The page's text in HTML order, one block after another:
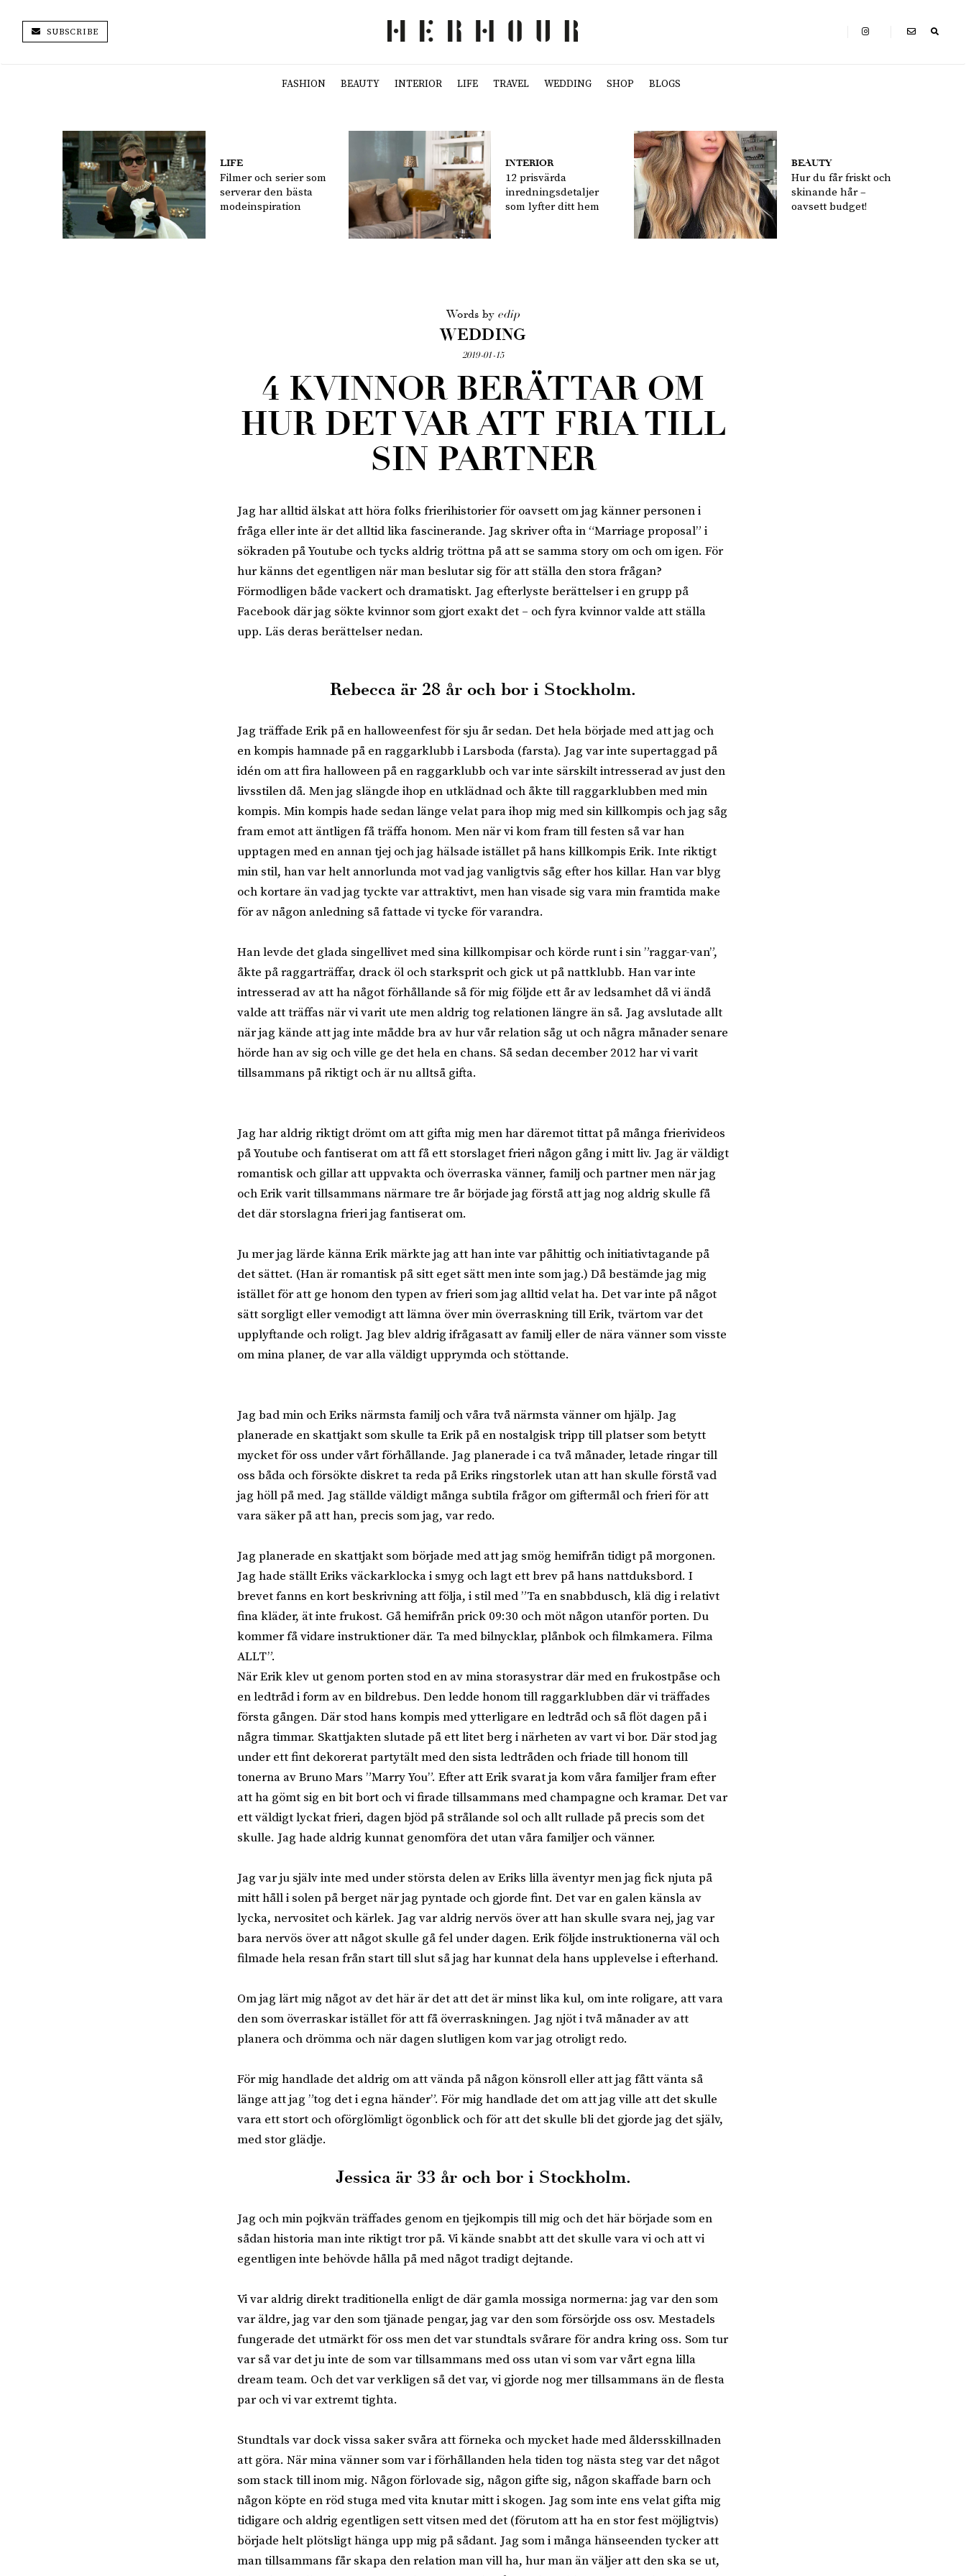
SUBSCRIBE
FASHION BEAUTY INTERIOR LIFE TRAVEL WEDDING SHOP BLOGS
LIFE
Filmer och serier som
serverar den bästa
modeinspiration
INTERIOR
12 prisvärda
inredningsdetaljer
som lyfter ditt hem
BEAUTY
Hur du får friskt och
skinande hår –
oavsett budget!
Words by edip
WEDDING
2019-01-15
4 KVINNOR BERÄTTAR OM
HUR DET VAR ATT FRIA TILL
SIN PARTNER
Jag har alltid älskat att höra folks frierihistorier för oavsett om jag känner personen i
fråga eller inte är det alltid lika fascinerande. Jag skriver ofta in “Marriage proposal” i
sökraden på Youtube och tycks aldrig tröttna på att se samma story om och om igen. För
hur känns det egentligen när man beslutar sig för att ställa den stora frågan?
Förmodligen både vackert och dramatiskt. Jag efterlyste berättelser i en grupp på
Facebook där jag sökte kvinnor som gjort exakt det – och fyra kvinnor valde att ställa
upp. Läs deras berättelser nedan.
Rebecca är 28 år och bor i Stockholm.
Jag träffade Erik på en halloweenfest för sju år sedan. Det hela började med att jag och
en kompis hamnade på en raggarklubb i Larsboda (farsta). Jag var inte supertaggad på
idén om att fira halloween på en raggarklubb och var inte särskilt intresserad av just den
livsstilen då. Men jag slängde ihop en utklädnad och åkte till raggarklubben med min
kompis. Min kompis hade sedan länge velat para ihop mig med sin killkompis och jag såg
fram emot att äntligen få träffa honom. Men när vi kom fram till festen så var han
upptagen med en annan tjej och jag hälsade istället på hans killkompis Erik. Inte riktigt
min stil, han var helt annorlunda mot vad jag vanligtvis såg efter hos killar. Han var blyg
och kortare än vad jag tyckte var attraktivt, men han visade sig vara min framtida make
för av någon anledning så fattade vi tycke för varandra.
Han levde det glada singellivet med sina killkompisar och körde runt i sin ”raggar-van”,
åkte på raggarträffar, drack öl och starksprit och gick ut på nattklubb. Han var inte
intresserad av att ha något förhållande så för mig följde ett år av ledsamhet då vi ändå
valde att träffas när vi varit ute men aldrig tog relationen längre än så. Jag avslutade allt
när jag kände att jag inte mådde bra av hur vår relation såg ut och några månader senare
hörde han av sig och ville ge det hela en chans. Så sedan december 2012 har vi varit
tillsammans på riktigt och är nu alltså gifta.
Jag har aldrig riktigt drömt om att gifta mig men har däremot tittat på många frierivideos
på Youtube och fantiserat om att få ett storslaget frieri någon gång i mitt liv. Jag är väldigt
romantisk och gillar att uppvakta och överraska vänner, familj och partner men när jag
och Erik varit tillsammans närmare tre år började jag förstå att jag nog aldrig skulle få
det där storslagna frieri jag fantiserat om.
Ju mer jag lärde känna Erik märkte jag att han inte var påhittig och initiativtagande på
det sättet. (Han är romantisk på sitt eget sätt men inte som jag.) Då bestämde jag mig
istället för att ge honom den typen av frieri som jag alltid velat ha. Det var inte på något
sätt sorgligt eller vemodigt att lämna över min överraskning till Erik, tvärtom var det
upplyftande och roligt. Jag blev aldrig ifrågasatt av familj eller de nära vänner som visste
om mina planer, de var alla väldigt upprymda och stöttande.
Jag bad min och Eriks närmsta familj och våra två närmsta vänner om hjälp. Jag
planerade en skattjakt som skulle ta Erik på en nostalgisk tripp till platser som betytt
mycket för oss under vårt förhållande. Jag planerade i ca två månader, letade ringar till
oss båda och försökte diskret ta reda på Eriks ringstorlek utan att han skulle förstå vad
jag höll på med. Jag ställde väldigt många subtila frågor om giftermål och frieri för att
vara säker på att han, precis som jag, var redo.
Jag planerade en skattjakt som började med att jag smög hemifrån tidigt på morgonen.
Jag hade ställt Eriks väckarklocka i smyg och lagt ett brev på hans nattduksbord. I
brevet fanns en kort beskrivning att följa, i stil med ”Ta en snabbdusch, klä dig i relativt
fina kläder, ät inte frukost. Gå hemifrån prick 09:30 och möt någon utanför porten. Du
kommer få vidare instruktioner där. Ta med bilnycklar, plånbok och filmkamera. Filma
ALLT”.
När Erik klev ut genom porten stod en av mina storasystrar där med en frukostpåse och
en ledtråd i form av en bildrebus. Den ledde honom till raggarklubben där vi träffades
första gången. Där stod hans kompis med ytterligare en ledtråd och så flöt dagen på i
några timmar. Skattjakten slutade på ett litet berg i närheten av vart vi bor. Där stod jag
under ett fint dekorerat partytält med den sista ledtråden och friade till honom till
tonerna av Bruno Mars ”Marry You”. Efter att Erik svarat ja kom våra familjer fram efter
att ha gömt sig en bit bort och vi firade tillsammans med champagne och kramar. Det var
ett väldigt lyckat frieri, dagen bjöd på strålande sol och allt rullade på precis som det
skulle. Jag hade aldrig kunnat genomföra det utan våra familjer och vänner.
Jag var ju själv inte med under största delen av Eriks lilla äventyr men jag fick njuta på
mitt håll i solen på berget när jag pyntade och gjorde fint. Det var en galen känsla av
lycka, nervositet och kärlek. Jag var aldrig nervös över att han skulle svara nej, jag var
bara nervös över att något skulle gå fel under dagen. Erik följde instruktionerna väl och
filmade hela resan från start till slut så jag har kunnat dela hans upplevelse i efterhand.
Om jag lärt mig något av det här är det att det är minst lika kul, om inte roligare, att vara
den som överraskar istället för att få överraskningen. Jag njöt i två månader av att
planera och drömma och när dagen slutligen kom var jag otroligt redo.
För mig handlade det aldrig om att vända på någon könsroll eller att jag fått vänta så
länge att jag ”tog det i egna händer”. För mig handlade det om att jag ville att det skulle
vara ett stort och oförglömligt ögonblick och för att det skulle bli det gjorde jag det själv,
med stor glädje.
Jessica är 33 år och bor i Stockholm.
Jag och min pojkvän träffades genom en tjejkompis till mig och det här började som en
sådan historia man inte riktigt tror på. Vi kände snabbt att det skulle vara vi och att vi
egentligen inte behövde hålla på med något tradigt dejtande.
Vi var aldrig direkt traditionella enligt de där gamla mossiga normerna: jag var den som
var äldre, jag var den som tjänade pengar, jag var den som försörjde oss osv. Mestadels
fungerade det utmärkt för oss men det var stundtals svårare för andra kring oss. Som tur
var så var det ju inte de som var tillsammans med oss utan vi som var vårt egna lilla
dream team. Och det var verkligen så det var, vi gjorde nog mer tillsammans än de flesta
par och vi var extremt tighta.
Stundtals var dock vissa saker svåra att förneka och mycket hade med åldersskillnaden
att göra. När mina vänner som var i förhållanden hela tiden tog nästa steg var det något
som stack till inom mig. Någon förlovade sig, någon gifte sig, någon skaffade barn och
någon köpte en röd stuga med vita knutar mitt i skogen. Jag som inte ens velat gifta mig
tidigare och aldrig egentligen sett vitsen med det (förutom att ha en stor fest möjligtvis)
började helt plötsligt hänga upp mig på sådant. Jag som i många hänseenden tycker att
man tillsammans får skapa den relation man vill ha, hur man än väljer att den ska se ut,